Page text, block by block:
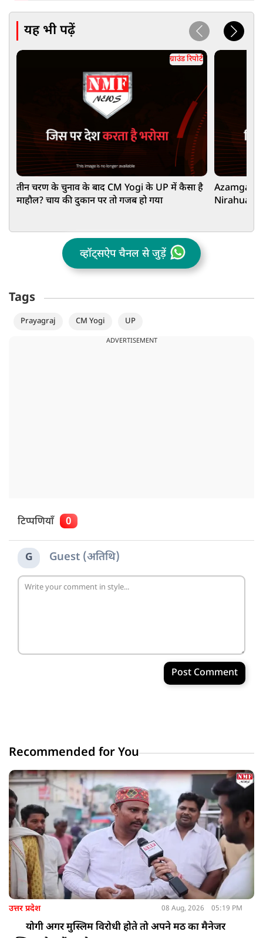
यह भी पढ़ें
ग्राउंड रिपोर्ट
तीन चरण के चुनाव के बाद CM Yogi के UP में कैसा है
माहौल? चाय की दुकान पर तो गजब हो गया
Azamgarh:
Nirahua
व्हॉट्सऐप चैनल से जुड़ें
Tags
Prayagraj CM Yogi UP
ADVERTISEMENT
टिप्पणियाँ 0
G Guest (अतिथि)
Post Comment
Recommended for You
उत्तर प्रदेश 08 Aug, 2026 05:19 PM
योगी अगर मुस्लिम विरोधी होते तो अपने मठ का मैनेजर